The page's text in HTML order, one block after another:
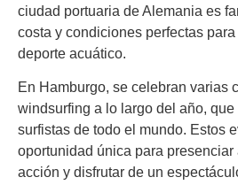
ciudad portuaria de Alemania es
costa y condiciones perfectas
deporte acuático.
En Hamburgo, se celebran varias
windsurfing a lo largo del año,
surfistas de todo el mundo. Estos
oportunidad única para
acción y disfrutar de un